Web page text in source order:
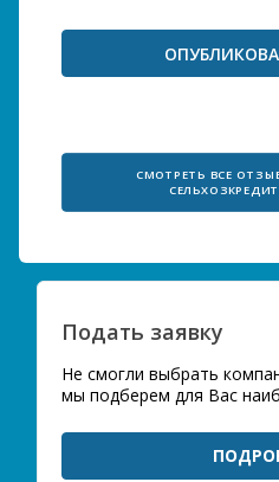
СМОТРЕТЬ ВСЕ
СЕЛЬХОЗКРЕДИТ
Подать заявку
Не смогли выбрать
мы подберем для Вас